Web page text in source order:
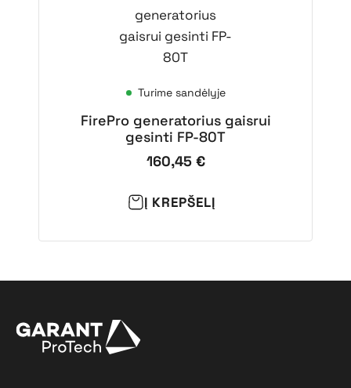
Turime sandėlyje
FirePro generatorius gaisrui
gesinti FP-80T
160,45 €
Į KREPŠELĮ